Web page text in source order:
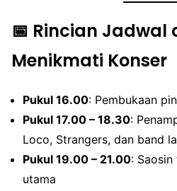
📅 Rincian Jadwal
Menikmati Konser
Pukul 16.00: Pembukaan
Pukul 17.00 – 18.30:
Loco, Strangers, dan band
Pukul 19.00 – 21.00:
utama